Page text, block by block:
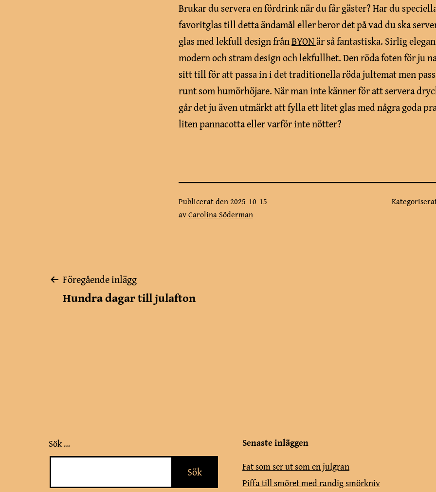
Brukar du servera en fördrink när du får gäster? Har du
favoritglas till detta ändamål eller beror det på vad du ska
glas med lekfull design frånBYONär så fantastiska. Sirlig
modern och stram design och lekfullhet. Den röda foten för ju
sitt till för att passa in i det traditionella röda jultemat men
runt som humörhöjare. När man inte känner för att servera
går det ju även utmärkt att fylla ett litet glas med några goda
liten pannacotta eller varför inte nötter?
Publicerat den2025-10-15
avCarolina Söderman
Inläggsnavigering
Föregående inlägg
Hundra dagar till julafton
Sök …
Senaste inläggen
Fat som ser ut som en julgran
Piffa till smöret med randig smörkniv